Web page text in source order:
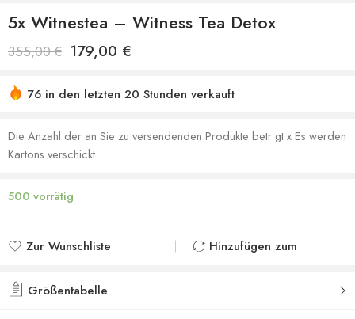
5x Witnestea – Witness Tea Detox
355,00€ 179,00 €
76 in den letzten 20 Stunden verkauft
Einkaufswagen
Die Anzahl der an Sie zu versendenden Produkte betr gt x Es werden
Kartons verschickt
500 vorrätig
Zur Wunschliste
Zur Wunschliste
Hinzufügen zum
Größentabelle